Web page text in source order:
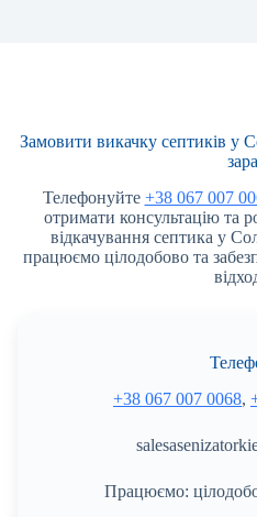
Замовити викачку септиків у
Телефонуйте +38 067 007
отримати консультацію та
відкачування септика у
працюємо цілодобово та
+38 067 007 0068,
Працюємо: